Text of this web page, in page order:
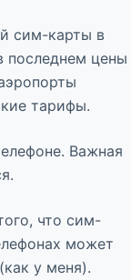
сим-карты в
последнем цены
тарифы.
Важная
что сим-
может
у меня).